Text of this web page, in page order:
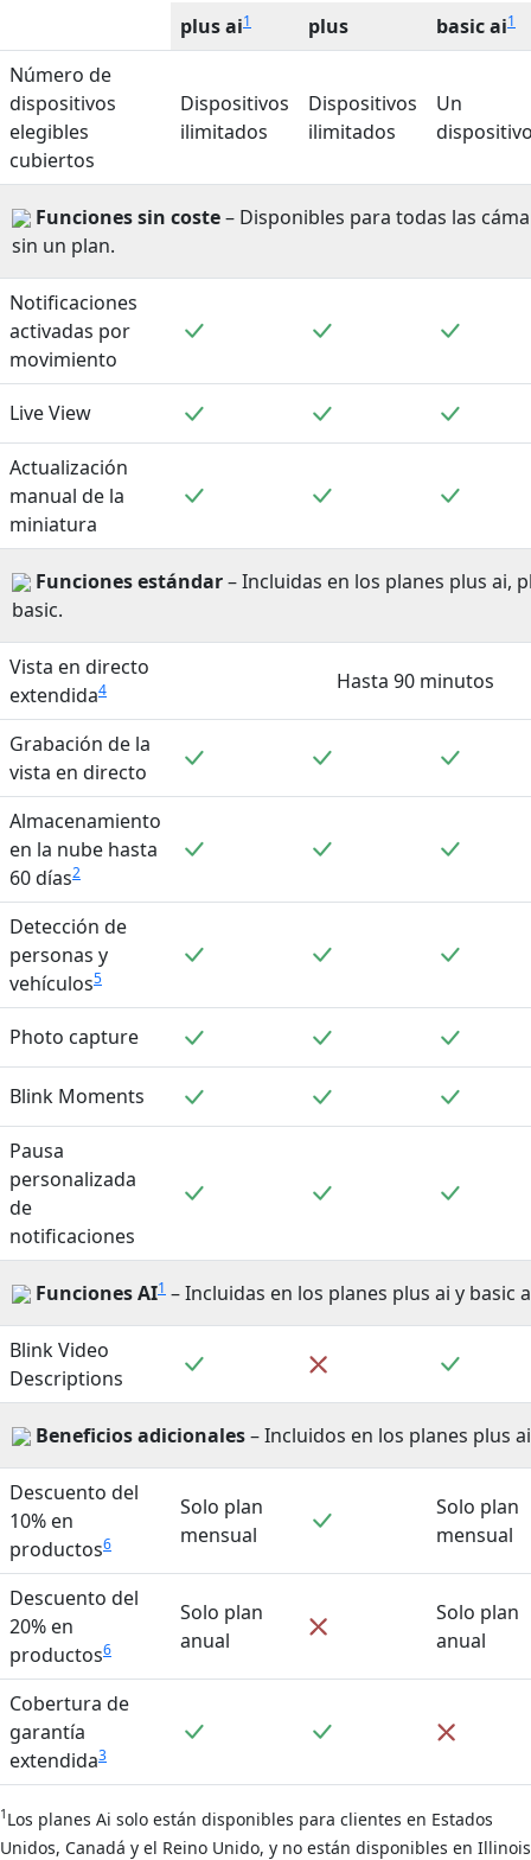
plus ai1 plus basic ai1
Número de
dispositivos
elegibles
cubiertos
Dispositivos
ilimitados
Dispositivos
ilimitados
Un
Funciones sin coste– Disponibles para todas las
sin un plan.
Notificaciones
activadas por
movimiento
Live View
Actualización
manual de la
miniatura
Funciones estándar– Incluidas en los planes plus ai,
basic.
Vista en directo
extendida4 Hasta 90 minutos
Grabación de la
vista en directo
Almacenamiento
en la nube hasta
60 días2
Detección de
personas y
vehículos5
Photo capture
Blink Moments
Pausa
personalizada
de
notificaciones
Funciones AI1 – Incluidas en los planes plus ai y basic
Blink Video
Descriptions
Beneficios adicionales– Incluidos en los planes plus
Descuento del
10% en
productos6
Solo plan
mensual
Solo plan
mensual
Descuento del
20% en
productos6
Solo plan
anual
Solo plan
anual
Cobertura de
garantía
extendida3
1 Los planes Ai solo están disponibles para clientes en Estados
Unidos, Canadá y el Reino Unido, y no están disponibles en Illinois